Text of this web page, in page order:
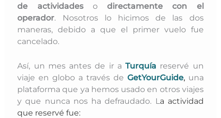
de actividadesodirectamente con el
operador. Nosotros lo hicimos de las dos
maneras, debido a que el primer vuelo fue
cancelado.
Así, un mes antes de ir aTurquía reservé un
viaje en globo a través de GetYourGuide,una
plataforma que ya hemos usado en otros viajes
y que nunca nos ha defraudado. L a actividad
que reservé fue: